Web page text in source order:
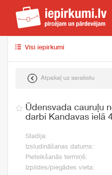
Visi iepirkumi
Atpakaļ uz sarakstu
Ūdensvada cauruļu
darbi Kandavas ielā
Stadija:
Izsludināšanas datums:
Pieteikšanās termiņš:
Izpildes/piegādes vieta: